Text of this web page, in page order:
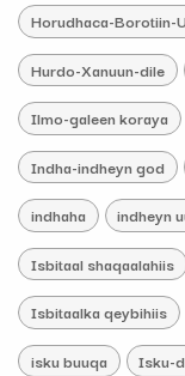
Horudhaca-Borotiin-
Hurdo-Xanuun-dile
Ilmo-galeen koraya
Indha-indheyn god
indhaha indheyn
Isbitaal shaqaalahiis
Isbitaalka qeybihiis
isku buuqa Isku-